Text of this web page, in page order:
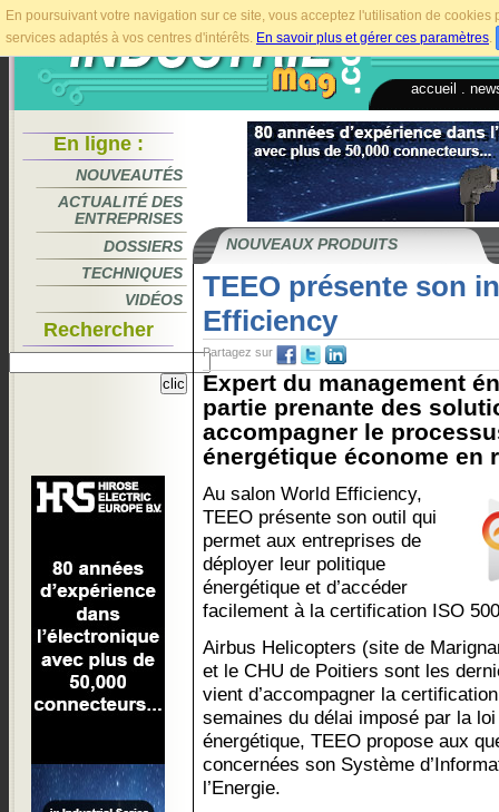
En poursuivant votre navigation sur ce site, vous acceptez l'utilisation de
services adaptés à vos centres d'intérêts. En savoir plus et gérer ces paramètres.
accueil
En ligne :
NOUVEAUTÉS
ACTUALITÉ DES
ENTREPRISES
DOSSIERS
TECHNIQUES
VIDÉOS
Rechercher
NOUVEAUX PRODUITS
TEEO présente son
Efficiency
Partagez sur
Expert du management
partie prenante des
accompagner le
énergétique économe en
Au salon World Efficiency,
TEEO présente son outil qui
permet aux entreprises de
déployer leur politique
énergétique et d’accéder
facilement à la certification ISO
Airbus Helicopters (site de
et le CHU de Poitiers sont les
vient d’accompagner la
semaines du délai imposé par la
énergétique, TEEO propose aux
concernées son Système
l’Energie.